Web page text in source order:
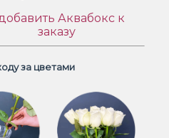
Аквабокс к
заказу
за цветами